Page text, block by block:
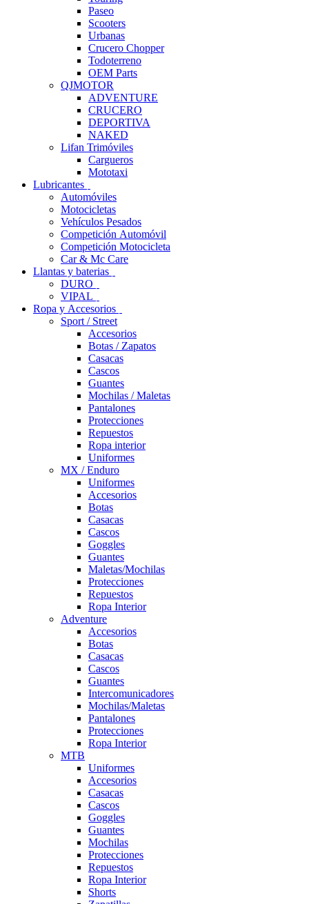
Paseo
Scooters
Urbanas
Crucero Chopper
Todoterreno
OEM Parts
QJMOTOR
ADVENTURE
CRUCERO
DEPORTIVA
NAKED
Lifan Trimóviles
Cargueros
Mototaxi
Lubricantes
Automóviles
Motocicletas
Vehículos Pesados
Competición Automóvil
Competición Motocicleta
Car & Mc Care
Llantas y baterias
DURO
VIPAL
Ropa y Accesorios
Sport / Street
Accesorios
Botas / Zapatos
Casacas
Cascos
Guantes
Mochilas / Maletas
Pantalones
Protecciones
Repuestos
Ropa interior
Uniformes
MX / Enduro
Uniformes
Accesorios
Botas
Casacas
Cascos
Goggles
Guantes
Maletas/Mochilas
Protecciones
Repuestos
Ropa Interior
Adventure
Accesorios
Botas
Casacas
Cascos
Guantes
Intercomunicadores
Mochilas/Maletas
Pantalones
Protecciones
Ropa Interior
MTB
Uniformes
Accesorios
Casacas
Cascos
Goggles
Guantes
Mochilas
Protecciones
Repuestos
Ropa Interior
Shorts